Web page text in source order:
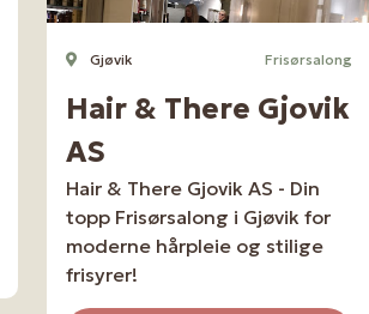
Gjøvik Frisørsalong
Hair & There Gjovik
AS
Hair & There Gjovik AS - Din
topp Frisørsalong i Gjøvik for
moderne hårpleie og stilige
frisyrer!